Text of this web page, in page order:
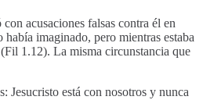
acusaciones falsas contra él en
imaginado, pero mientras estaba
1.12). La misma circunstancia que
Jesucristo está con nosotros y nunca